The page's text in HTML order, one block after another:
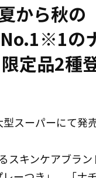
ら秋の
の
定品2種
スーパーにて発
キンケアブラン